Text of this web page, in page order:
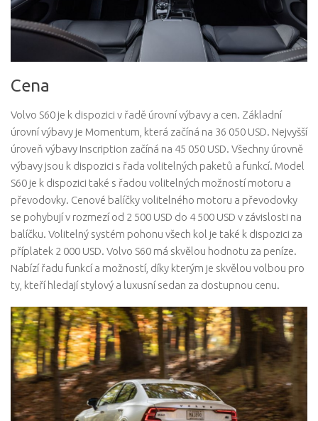
Cena
Volvo S60 je k dispozici v řadě úrovní výbavy a cen. Základní
úrovní výbavy je Momentum, která začíná na 36 050 USD. Nejvyšší
úroveň výbavy Inscription začíná na 45 050 USD. Všechny úrovně
výbavy jsou k dispozici s řada volitelných paketů a funkcí. Model
S60 je k dispozici také s řadou volitelných možností motoru a
převodovky. Cenové balíčky volitelného motoru a převodovky
se pohybují v rozmezí od 2 500 USD do 4 500 USD v závislosti na
balíčku. Volitelný systém pohonu všech kol je také k dispozici za
příplatek 2 000 USD. Volvo S60 má skvělou hodnotu za peníze.
Nabízí řadu funkcí a možností, díky kterým je skvělou volbou pro
ty, kteří hledají stylový a luxusní sedan za dostupnou cenu.